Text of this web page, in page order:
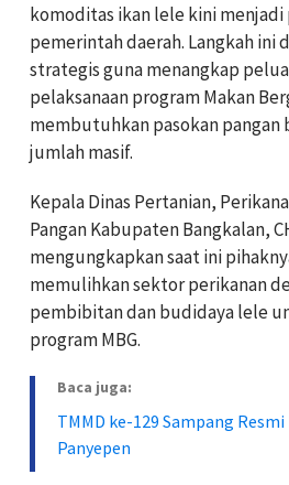
komoditas ikan lele kini
pemerintah daerah. Langkah ini
strategis guna menangkap
pelaksanaan program Makan
membutuhkan pasokan
jumlah masif.
Kepala Dinas Pertanian,
Pangan Kabupaten Bangkalan,
mengungkapkan saat ini
memulihkan sektor perikanan
pembibitan dan budidaya lele
program MBG.
Baca juga:
TMMD ke-129 Sampang
Panyepen